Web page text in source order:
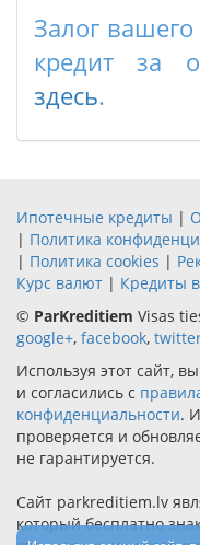
Залог
кредит за
здесь.
Ипотечные кредиты |
| Политика
| Политика cookies |
Курс валют | Кредиты
© ParKreditiem Visas
google+, facebook,
Используя этот сайт,
и согласились с
конфиденциальности.
проверяется и
не гарантируется.
Сайт parkreditiem.lv
который бесплатно